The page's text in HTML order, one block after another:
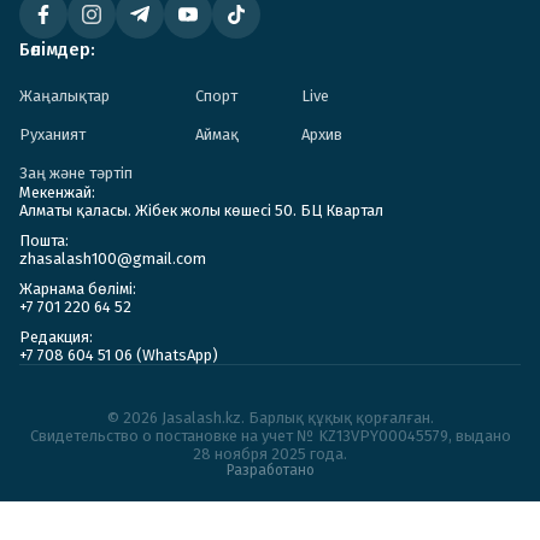
Бөлімдер:
Жаңалықтар Спорт Live
Руханият Аймақ Архив
Заң және тәртіп
Мекенжай:
Алматы қаласы. Жібек жолы көшесі 50. БЦ Квартал
Пошта:
zhasalash100@gmail.com
Жарнама бөлімі:
+7 701 220 64 52
Редакция:
+7 708 604 51 06 (WhatsApp)
© 2026 Jasalash.kz. Барлық құқық қорғалған.
Cвидетельство о постановке на учет № KZ13VPY00045579, выдано
28 ноября 2025 года.
Разработано